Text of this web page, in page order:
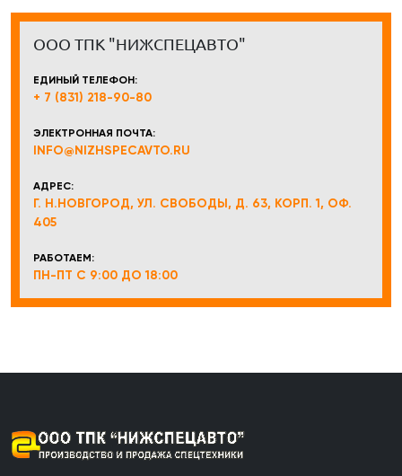
ООО ТПК "НИЖСПЕЦАВТО"
ЕДИНЫЙ ТЕЛЕФОН:
+ 7 (831) 218-90-80
ЭЛЕКТРОННАЯ ПОЧТА:
INFO@NIZHSPECAVTO.RU
АДРЕС:
Г. Н.НОВГОРОД, УЛ. СВОБОДЫ, Д. 63, КОРП. 1, ОФ.
405
РАБОТАЕМ:
ПН-ПТ С 9:00 ДО 18:00